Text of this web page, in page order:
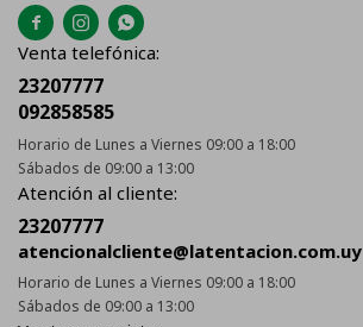
  
Venta telefónica:
23207777
092858585
Horario de Lunes a Viernes 09:00 a 18:00
Sábados de 09:00 a 13:00
Atención al cliente:
23207777
atencionalcliente@latentacion.com.uy
Horario de Lunes a Viernes 09:00 a 18:00
Sábados de 09:00 a 13:00